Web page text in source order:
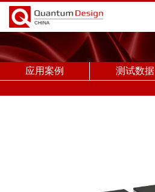
应用案例 测试数据